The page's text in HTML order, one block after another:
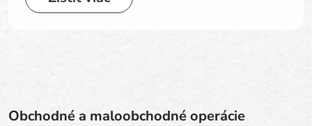
Obchodné a maloobchodné operácie